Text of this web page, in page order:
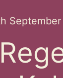
September